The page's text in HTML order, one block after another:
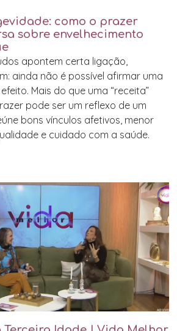
como o prazer
sobre envelhecimento
apontem certa ligação,
ainda não é possível afirmar uma
Mais do que uma “receita”
pode ser um reflexo de um
bons vínculos afetivos, menor
e cuidado com a saúde.